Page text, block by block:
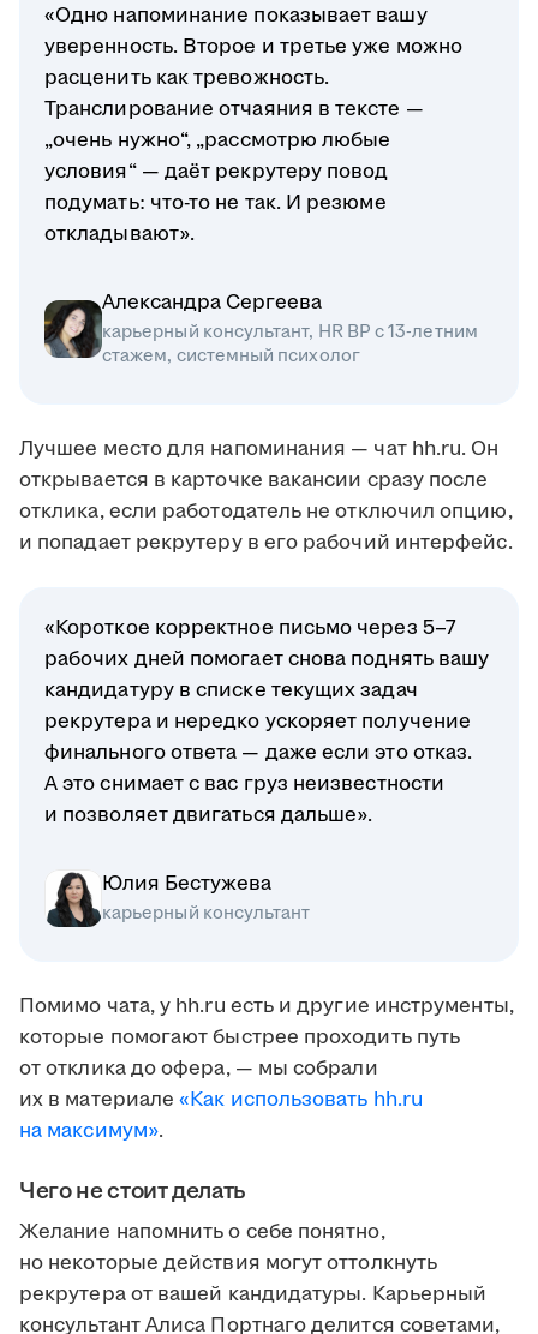
«Одно напоминание показывает вашу
уверенность. Второе и третье уже можно
расценить как тревожность.
Транслирование отчаяния в тексте —
„очень нужно“, „рассмотрю любые
условия“ — даёт рекрутеру повод
подумать: что-то не так. И резюме
откладывают».
Александра Сергеева
карьерный консультант, HR BP с 13-летним
стажем, системный психолог
Лучшее место для напоминания — чат hh.ru. Он
открывается в карточке вакансии сразу после
отклика, если работодатель не отключил опцию,
и попадает рекрутеру в его рабочий интерфейс.
«Короткое корректное письмо через 5–7
рабочих дней помогает снова поднять вашу
кандидатуру в списке текущих задач
рекрутера и нередко ускоряет получение
финального ответа — даже если это отказ.
А это снимает с вас груз неизвестности
и позволяет двигаться дальше».
Юлия Бестужева
карьерный консультант
Помимо чата, у hh.ru есть и другие инструменты,
которые помогают быстрее проходить путь
от отклика до офера, — мы собрали
их в материале«Как использовать hh.ru
на максимум».
Чего не стоит делать
Желание напомнить о себе понятно,
но некоторые действия могут оттолкнуть
рекрутера от вашей кандидатуры. Карьерный
консультант Алиса Портнаго делится советами,